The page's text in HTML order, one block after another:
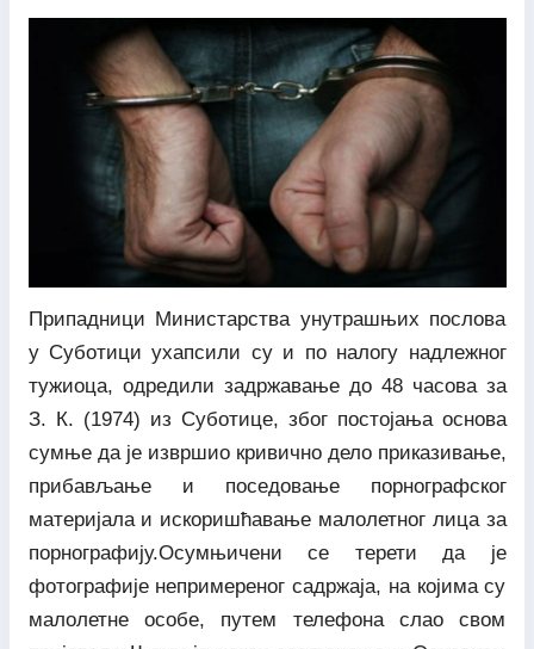
Припадници Министарства унутрашњих послова
у Суботици ухапсили су и по налогу надлежног
тужиоца, одредили задржавање до 48 часова за
З. К. (1974) из Суботице, због постојања основа
сумње да је извршио кривично дело приказивање,
прибављање и поседовање порнографског
материјала и искоришћавање малолетног лица за
порнографију.Осумњичени се терети да је
фотографије непримереног садржаја, на којима су
малолетне особе, путем телефона слао свом